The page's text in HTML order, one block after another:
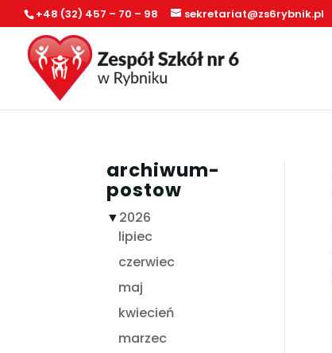
+48 (32) 457 – 70 – 98 sekretariat@zs6rybnik.pl
archiwum-
postow
▼2026
lipiec
czerwiec
maj
kwiecień
marzec